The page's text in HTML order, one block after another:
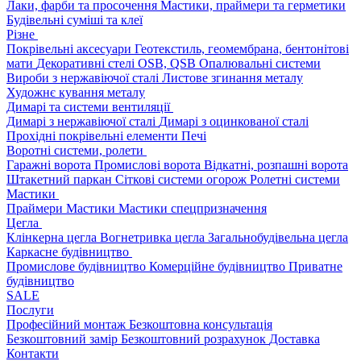
Лаки, фарби та просочення Мастики, праймери та герметики
Будівельні суміші та клеї
Різне
Покрівельні аксесуари Геотекстиль, геомембрана, бентонітові
мати Декоративні стелі OSB, QSB Опалювальні системи
Вироби з нержавіючої сталі Листове згинання металу
Художнє кування металу
Димарі та системи вентиляції
Димарі з нержавіючої сталі Димарі з оцинкованої сталі
Прохідні покрівельні елементи Печі
Воротні системи, ролети
Гаражні ворота Промислові ворота Відкатні, розпашні ворота
Штакетний паркан Сіткові системи огорож Ролетні системи
Мастики
Праймери Мастики Мастики спецпризначення
Цегла
Клінкерна цегла Вогнетривка цегла Загальнобудівельна цегла
Каркасне будівництво
Промислове будівництво Комерційне будівництво Приватне
будівництво
SALE
Послуги
Професійний монтаж Безкоштовна консультація
Безкоштовний замір Безкоштовний розрахунок Доставка
Контакти